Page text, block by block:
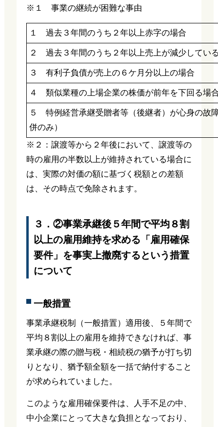
※１ 事業の継続が困難な事由
１ 過去３年間のうち２年以上赤字の場合
２ 過去３年間のうち２年以上売上が減少してい
３ 有利子負債が売上の６ケ月分以上の場合
４ 類似業種の上場企業の株価が前年を下回る場
５ 特例経営承継受贈者等（後継者）が心身の故
併のみ）
※２：譲渡等から２年後において、譲渡等の
時の雇用の半数以上が維持されている場合に
は、実際の対価の額に基づく税額との差額
は、その時点で免除されます。
３．②事業承継後５年間で平均８割
以上の雇用維持を求める「雇用確保
要件」を事実上撤廃するという措置
について
一般措置
事業承継税制（一般措置）適用後、５年間で
平均８割以上の雇用を維持できなければ、事
業承継の際の贈与税・相続税の猶予が打ち切
りとなり、猶予額全額を一括で納付すること
が求められていました。
このような雇用確保要件は、人手不足の中、
中小企業にとって大きな負担となっており、